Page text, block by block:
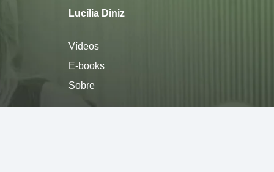
Lucília Diniz
Vídeos
E-books
Sobre